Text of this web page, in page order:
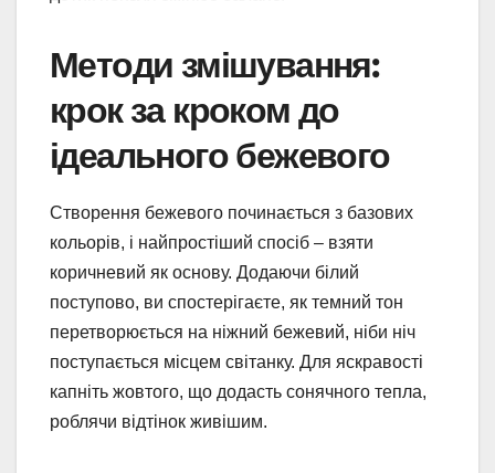
Методи змішування:
крок за кроком до
ідеального бежевого
Створення бежевого починається з базових
кольорів, і найпростіший спосіб – взяти
коричневий як основу. Додаючи білий
поступово, ви спостерігаєте, як темний тон
перетворюється на ніжний бежевий, ніби ніч
поступається місцем світанку. Для яскравості
капніть жовтого, що додасть сонячного тепла,
роблячи відтінок живішим.